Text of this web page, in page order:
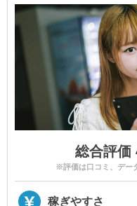
総合評価
※評価は口コミ、デー
稼ぎやすさ